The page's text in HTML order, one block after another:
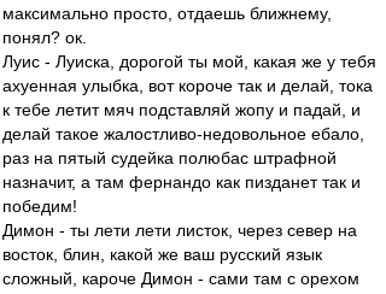
максимально просто, отдаешь ближнему,
понял? ок.
Луис - Луиска, дорогой ты мой, какая же у тебя
ахуенная улыбка, вот короче так и делай, тока
к тебе летит мяч подставляй жопу и падай, и
делай такое жалостливо-недовольное ебало,
раз на пятый судейка полюбас штрафной
назначит, а там фернандо как пизданет так и
победим!
Димон - ты лети лети листок, через север на
восток, блин, какой же ваш русский язык
сложный, кароче Димон - сами там с орехом